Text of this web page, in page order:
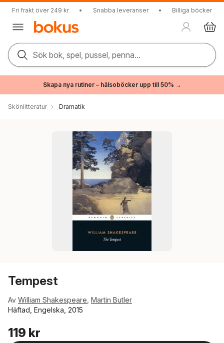
Fri frakt över 249 kr • Snabba leveranser • Billiga böcker
Sök bok, spel, pussel, penna...
Skapa nya rutiner – hälsoböcker upp till 50% →
Skönlitteratur Dramatik
Tempest
Av William Shakespeare Martin Butler
Häftad, Engelska, 2015
119 kr